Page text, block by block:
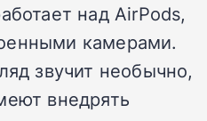
над AirPods,
камерами.
звучит необычно,
внедрять